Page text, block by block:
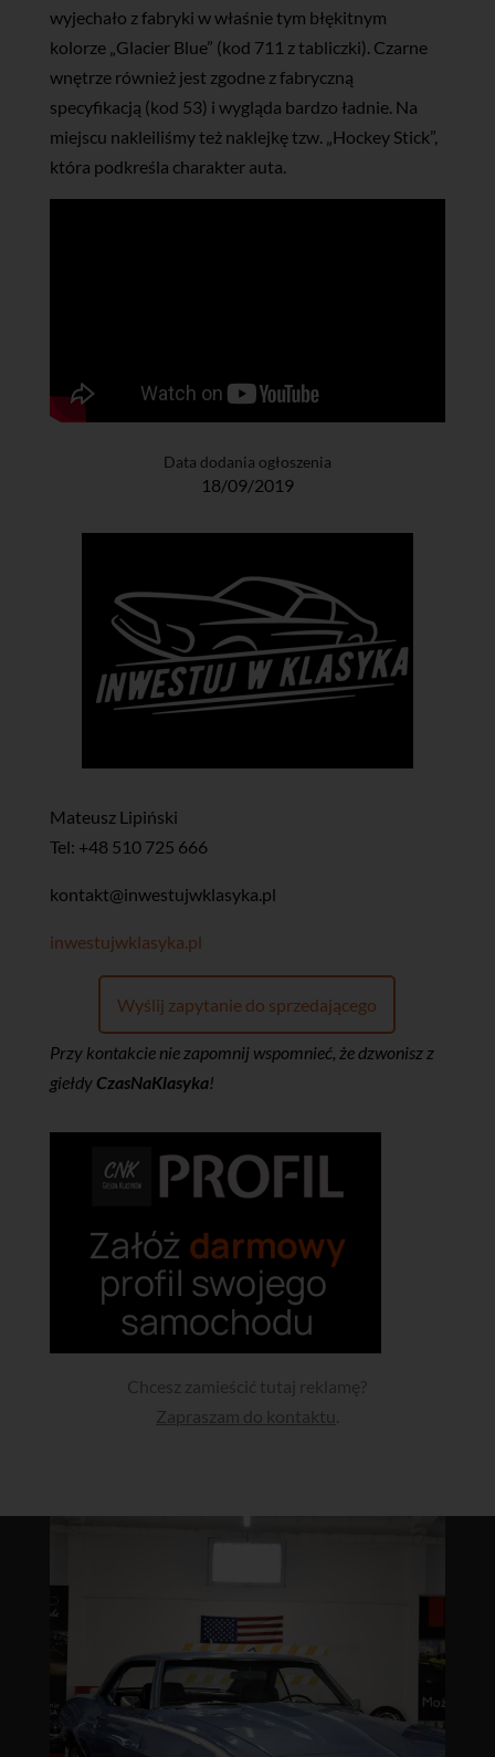
wyjechało z fabryki w właśnie tym błękitnym
kolorze „Glacier Blue” (kod 711 z tabliczki). Czarne
wnętrze również jest zgodne z fabryczną
specyfikacją (kod 53) i wygląda bardzo ładnie. Na
miejscu nakleiliśmy też naklejkę tzw. „Hockey Stick”,
która podkreśla charakter auta.
Data dodania ogłoszenia
18/09/2019
Mateusz Lipiński
Tel: +48 510 725 666
kontakt@inwestujwklasyka.pl
inwestujwklasyka.pl
Wyślij zapytanie do sprzedającego
Przy kontakcie nie zapomnij wspomnieć, że dzwonisz z
giełdy CzasNaKlasyka!
Chcesz zamieścić tutaj reklamę?
Zapraszam do kontaktu